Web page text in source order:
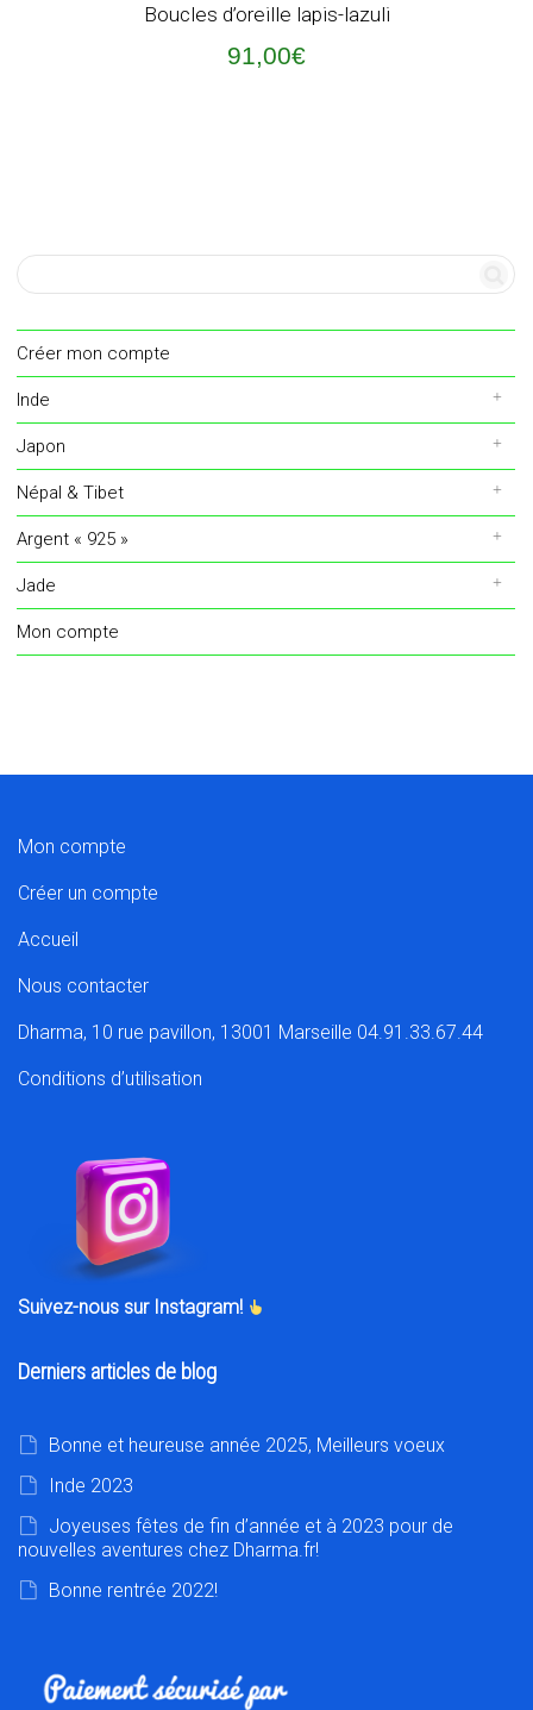
Boucles d’oreille lapis-lazuli
91,00€
Créer mon compte
Inde
Japon
Népal & Tibet
Argent « 925 »
Jade
Mon compte
Mon compte
Créer un compte
Accueil
Nous contacter
Dharma, 10 rue pavillon, 13001 Marseille 04.91.33.67.44
Conditions d’utilisation
Suivez-nous sur Instagram!
Derniers articles de blog
Bonne et heureuse année 2025, Meilleurs voeux
Inde 2023
Joyeuses fêtes de fin d’année et à 2023 pour de
nouvelles aventures chez Dharma.fr!
Bonne rentrée 2022!